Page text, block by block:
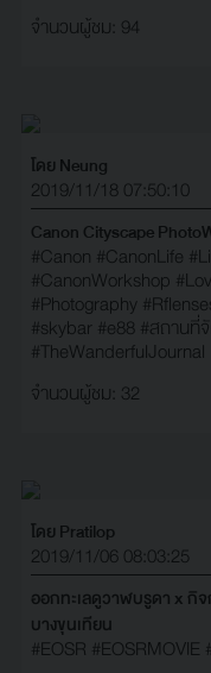
จำนวนผู้ชม: 94
โดย Neung
2019/11/18 07:50:10
Canon Cityscape
#Canon #CanonLife
#CanonWorkshop
#Photography
#skybar #e88 #สถานที่
#TheWanderfulJournal
จำนวนผู้ชม: 32
โดย Pratilop
2019/11/06 08:03:25
ออกทะเลดูวาฬบรูดา x กิ
บางขุนเทียน
#EOSR #EOSRMOVIE